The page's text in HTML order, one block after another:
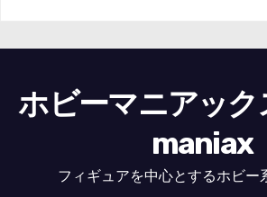
ホビーマニアック
maniax
フィギュアを中心とするホビー